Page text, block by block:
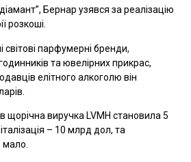
Бернар узявся за реалізацію
розкоші.
світові парфумерні бренди,
та ювелірних прикрас,
елітного алкоголю він
щорічна виручка LVMH становила 5
– 10 млрд дол, та
мало.